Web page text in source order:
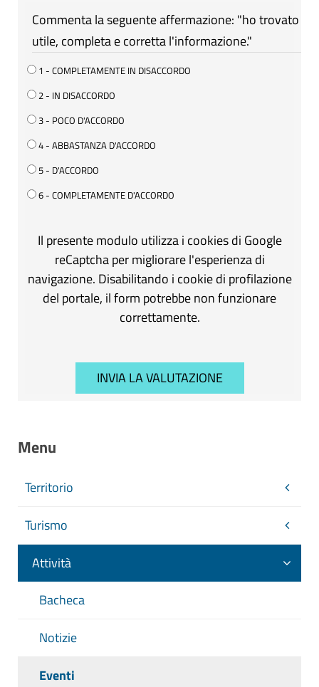
Commenta la seguente affermazione: "ho trovato
utile, completa e corretta l'informazione."
1 - COMPLETAMENTE IN DISACCORDO
2 - IN DISACCORDO
3 - POCO D'ACCORDO
4 - ABBASTANZA D'ACCORDO
5 - D'ACCORDO
6 - COMPLETAMENTE D'ACCORDO
Il presente modulo utilizza i cookies di Google
reCaptcha per migliorare l'esperienza di
navigazione. Disabilitando i cookie di profilazione
del portale, il form potrebbe non funzionare
correttamente.
Menu
Territorio
Turismo
Attività
Bacheca
Notizie
Eventi